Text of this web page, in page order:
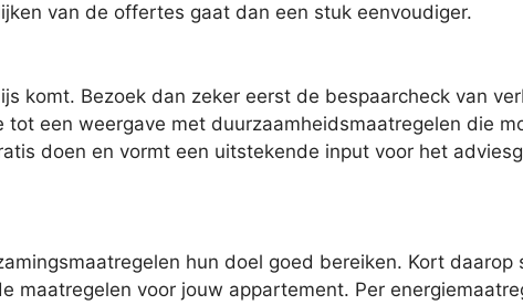
van de offertes gaat dan een stuk eenvoudiger.
komt. Bezoek dan zeker eerst de bespaarcheck van
een weergave met duurzaamheidsmaatregelen die
doen en vormt een uitstekende input voor het
hun doel goed bereiken. Kort daarop
maatregelen voor jouw appartement. Per